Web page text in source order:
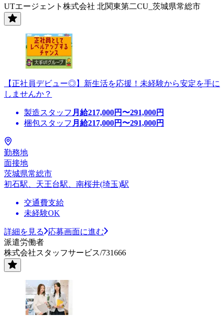
UTエージェント株式会社 北関東第二CU_茨城県常総市
【正社員デビュー◎】新生活を応援！未経験から安定を手に
しませんか？
製造スタッフ 月給217,000円〜291,000円
梱包スタッフ 月給217,000円〜291,000円
勤務地
面接地
茨城県常総市
初石駅、天王台駅、南桜井(埼玉)駅
交通費支給
未経験OK
詳細を見る
応募画面に進む
派遣労働者
株式会社スタッフサービス/731666